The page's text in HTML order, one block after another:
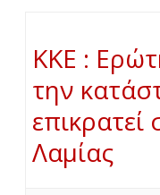
ΚΚΕ :
την
Λαμίας